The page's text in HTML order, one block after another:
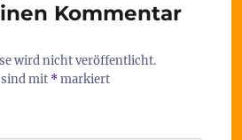
Kommentar
wird nicht veröffentlicht.
mit *markiert